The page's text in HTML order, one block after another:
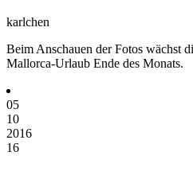
karlchen
Beim Anschauen der Fotos wächst
Mallorca-Urlaub Ende des Monats.
05
10
2016
16